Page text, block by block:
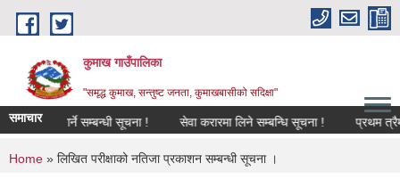
Skip to main content
कुमाख गाउँपालिका
"समृद्ध कुमाख, सन्तुष्ट जनता, कुमाखबासीको सदिक्षा"
समाचारगर्ने सम्बन्धी सूचना ! सेवा करारमा लिने सम्बन्धि सूचना ! प्रथम
You are here
Home » लिखित परीक्षाको नतिजा प्रकाशन सम्बन्धी सूचना ।